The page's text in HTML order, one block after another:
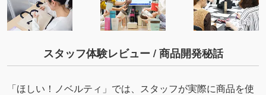
スタッフ体験レビュー / 商品開発秘話
「ほしい！ノベルティ」では、スタッフが実際に商品を使